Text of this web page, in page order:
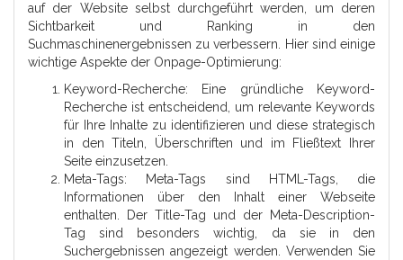
auf der Website selbst durchgeführt werden, um deren
Sichtbarkeit und Ranking in den
Suchmaschinenergebnissen zu verbessern. Hier sind einige
wichtige Aspekte der Onpage-Optimierung:
Keyword-Recherche: Eine gründliche Keyword-
Recherche ist entscheidend, um relevante Keywords
für Ihre Inhalte zu identifizieren und diese strategisch
in den Titeln, Überschriften und im Fließtext Ihrer
Seite einzusetzen.
Meta-Tags: Meta-Tags sind HTML-Tags, die
Informationen über den Inhalt einer Webseite
enthalten. Der Title-Tag und der Meta-Description-
Tag sind besonders wichtig, da sie in den
Suchergebnissen angezeigt werden. Verwenden Sie